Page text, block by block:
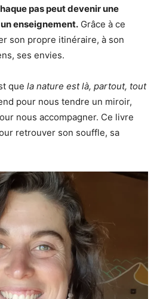
pas peut devenir une
enseignement. Grâce à ce
son propre itinéraire, à son
ses envies.
que la nature est là, partout, tout
pour nous tendre un miroir,
nous accompagner. Ce livre
retrouver son souffle, sa